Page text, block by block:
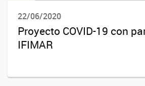
22/06/2020
Proyecto COVID-19 con
IFIMAR